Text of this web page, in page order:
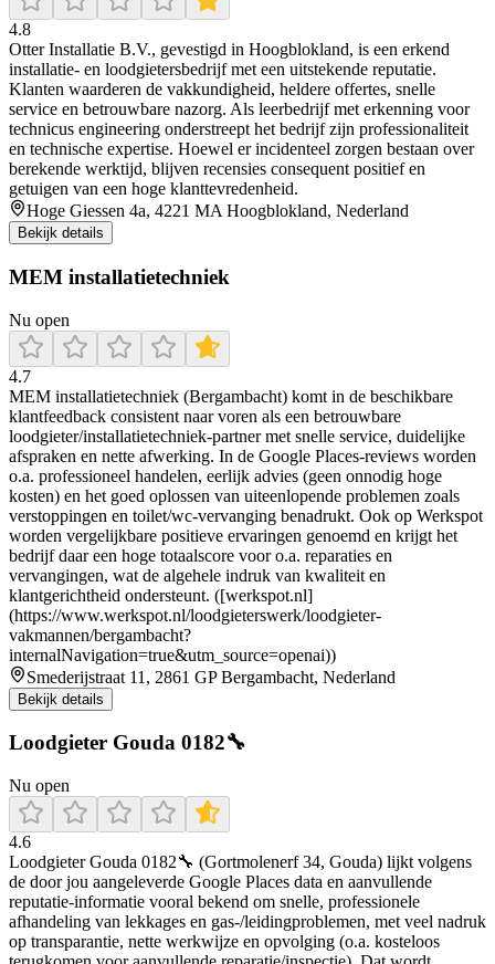
4.8
Otter Installatie B.V., gevestigd in Hoogblokland, is een erkend
installatie- en loodgietersbedrijf met een uitstekende reputatie.
Klanten waarderen de vakkundigheid, heldere offertes, snelle
service en betrouwbare nazorg. Als leerbedrijf met erkenning voor
technicus engineering onderstreept het bedrijf zijn professionaliteit
en technische expertise. Hoewel er incidenteel zorgen bestaan over
berekende werktijd, blijven recensies consequent positief en
getuigen van een hoge klanttevredenheid.
Hoge Giessen 4a, 4221 MA Hoogblokland, Nederland
Bekijk details
MEM installatietechniek
Nu open
4.7
MEM installatietechniek (Bergambacht) komt in de beschikbare
klantfeedback consistent naar voren als een betrouwbare
loodgieter/installatietechniek-partner met snelle service, duidelijke
afspraken en nette afwerking. In de Google Places-reviews worden
o.a. professioneel handelen, eerlijk advies (geen onnodig hoge
kosten) en het goed oplossen van uiteenlopende problemen zoals
verstoppingen en toilet/wc-vervanging benadrukt. Ook op Werkspot
worden vergelijkbare positieve ervaringen genoemd en krijgt het
bedrijf daar een hoge totaalscore voor o.a. reparaties en
vervangingen, wat de algehele indruk van kwaliteit en
klantgerichtheid ondersteunt. ([werkspot.nl]
(https://www.werkspot.nl/loodgieterswerk/loodgieter-
vakmannen/bergambacht?
internalNavigation=true&utm_source=openai))
Smederijstraat 11, 2861 GP Bergambacht, Nederland
Bekijk details
Loodgieter Gouda 0182🔧
Nu open
4.6
Loodgieter Gouda 0182🔧 (Gortmolenerf 34, Gouda) lijkt volgens
de door jou aangeleverde Google Places data en aanvullende
reputatie-informatie vooral bekend om snelle, professionele
afhandeling van lekkages en gas-/leidingproblemen, met veel nadruk
op transparantie, nette werkwijze en opvolging (o.a. kosteloos